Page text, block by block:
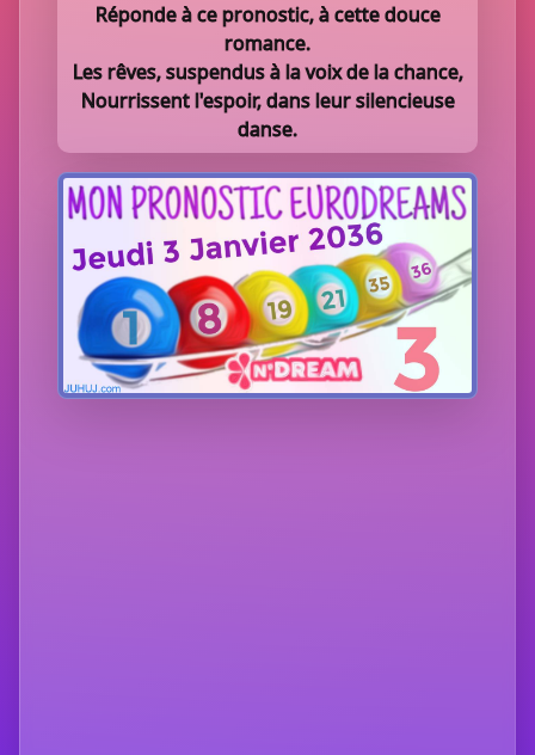
Réponde à ce pronostic, à cette douce
romance.
Les rêves, suspendus à la voix de la chance,
Nourrissent l'espoir, dans leur silencieuse
danse.